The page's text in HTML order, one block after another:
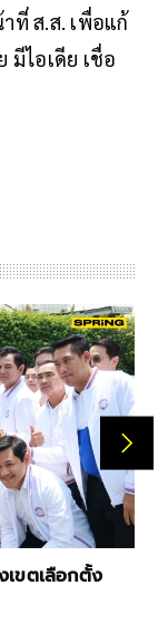
ที่ ส.ส. เพื่อแก้
ไอเดีย เชื่อ
เขตเลือกตั้ง